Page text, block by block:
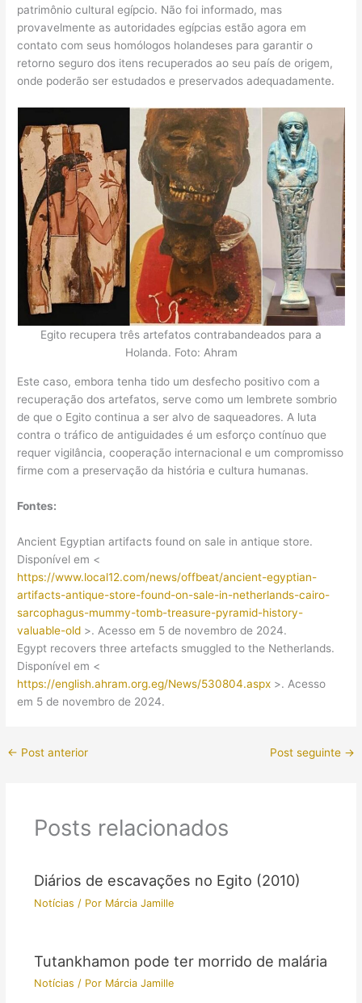
patrimônio cultural egípcio. Não foi informado, mas
provavelmente as autoridades egípcias estão agora em
contato com seus homólogos holandeses para garantir o
retorno seguro dos itens recuperados ao seu país de origem,
onde poderão ser estudados e preservados adequadamente.
Egito recupera três artefatos contrabandeados para a
Holanda. Foto: Ahram
Este caso, embora tenha tido um desfecho positivo com a
recuperação dos artefatos, serve como um lembrete sombrio
de que o Egito continua a ser alvo de saqueadores. A luta
contra o tráfico de antiguidades é um esforço contínuo que
requer vigilância, cooperação internacional e um compromisso
firme com a preservação da história e cultura humanas.
Fontes:
Ancient Egyptian artifacts found on sale in antique store.
Disponível em <
https://www.local12.com/news/offbeat/ancient-egyptian-
artifacts-antique-store-found-on-sale-in-netherlands-cairo-
sarcophagus-mummy-tomb-treasure-pyramid-history-
valuable-old >. Acesso em 5 de novembro de 2024.
Egypt recovers three artefacts smuggled to the Netherlands.
Disponível em <
https://english.ahram.org.eg/News/530804.aspx >. Acesso
em 5 de novembro de 2024.
← Post anterior Post seguinte →
Posts relacionados
Diários de escavações no Egito (2010)
Notícias / Por Márcia Jamille
Tutankhamon pode ter morrido de malária
Notícias / Por Márcia Jamille